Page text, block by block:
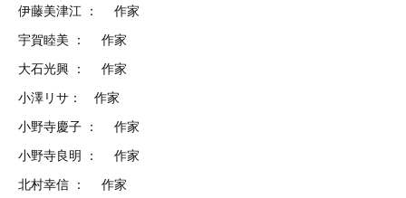
伊藤美津江 ： 作家
宇賀睦美 ： 作家
大石光興 ： 作家
小澤リサ： 作家
小野寺慶子 ： 作家
小野寺良明 ： 作家
北村幸信 ： 作家